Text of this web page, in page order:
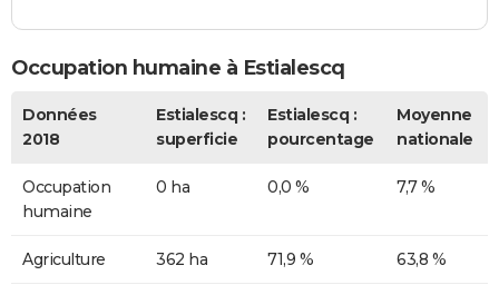
Occupation humaine à Estialescq
Données
2018
Estialescq :
superficie
Estialescq :
pourcentage
Moyenne
nationale
Occupation
humaine
0 ha 0,0 % 7,7 %
Agriculture 362 ha 71,9 % 63,8 %